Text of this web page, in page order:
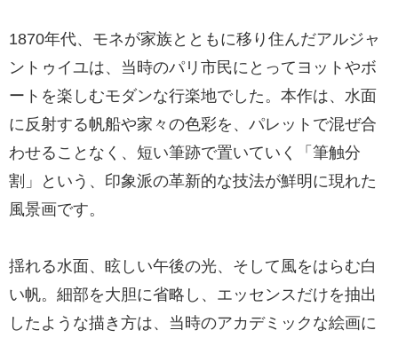
1870年代、モネが家族とともに移り住んだアルジャ
ントゥイユは、当時のパリ市民にとってヨットやボ
ートを楽しむモダンな行楽地でした。本作は、水面
に反射する帆船や家々の色彩を、パレットで混ぜ合
わせることなく、短い筆跡で置いていく「筆触分
割」という、印象派の革新的な技法が鮮明に現れた
風景画です。
揺れる水面、眩しい午後の光、そして風をはらむ白
い帆。細部を大胆に省略し、エッセンスだけを抽出
したような描き方は、当時のアカデミックな絵画に